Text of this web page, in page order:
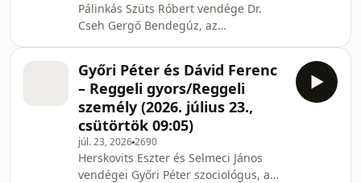
Pálinkás Szüts Róbert vendége Dr.
Cseh Gergő Bendegúz, az
Győri Péter és Dávid Ferenc
– Reggeli gyors/Reggeli
személy (2026. július 23.,
csütörtök 09:05)
júl. 23, 20262690
Herskovits Eszter és Selmeci János
vendégei Győri Péter szociológus, a